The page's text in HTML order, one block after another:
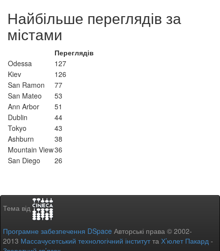
Найбільше переглядів за
містами
Переглядів
Odessa
127
Kiev
126
San Ramon
77
San Mateo
53
Ann Arbor
51
Dublin
44
Tokyo
43
Ashburn
38
Mountain View36
San Diego
26
Тема від
Програмне забезпечення DSpace Авторські права © 2002-
2013 Массачусетський технологічний інститутта Х’юлет Пакард -